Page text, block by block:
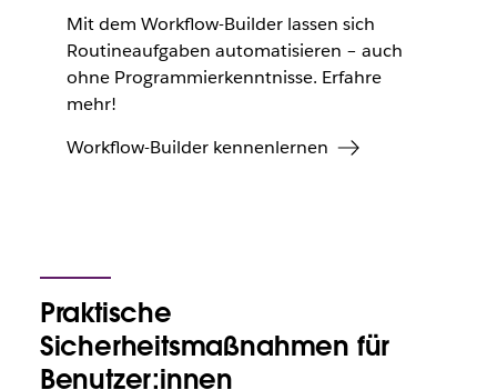
Mit dem Workflow-Builder lassen sich
Routineaufgaben automatisieren ­­– auch
ohne Programmierkenntnisse. Erfahre
mehr!
Workflow-Builder kennenlernen
Praktische
Sicherheitsmaßnahmen für
Benutzer:innen